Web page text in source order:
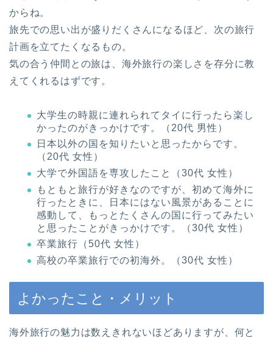
からね。
旅先での思い出が盛りだくさんになるほど、次の旅行
計画を立てたくなるもの。
気の合う仲間との旅は、海外旅行の楽しさを存分に教
えてくれるはずです。
大学生の時親に連れられてタイに行ったら楽し
かったのがきっかけです。（20代 男性）
日本以外の国を知りたいと思ったからです。
（20代 女性）
大学で外国語を専攻したこと（30代 女性）
もともと旅行が好きなのですが、初めて海外に
行ったときに、日本にはない風景があることに
感動して、もっとたくさんの国に行ってみたい
と思ったことがきっかけです。（30代 女性）
卒業旅行（50代 女性）
高校の卒業旅行での初海外。（30代 女性）
よかったこと・メリット
海外旅行の魅力は数えきれないほどありますが、何と